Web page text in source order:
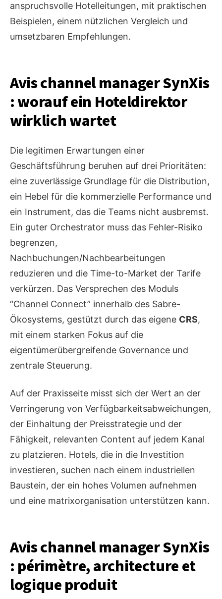
anspruchsvolle Hotelleitungen, mit praktischen
Beispielen, einem nützlichen Vergleich und
umsetzbaren Empfehlungen.
Avis channel manager SynXis
: worauf ein Hoteldirektor
wirklich wartet
Die legitimen Erwartungen einer
Geschäftsführung beruhen auf drei Prioritäten:
eine zuverlässige Grundlage für die Distribution,
ein Hebel für die kommerzielle Performance und
ein Instrument, das die Teams nicht ausbremst.
Ein guter Orchestrator muss das Fehler-Risiko
begrenzen,
Nachbuchungen/Nachbearbeitungen
reduzieren und die Time-to-Market der Tarife
verkürzen. Das Versprechen des Moduls
“Channel Connect” innerhalb des Sabre-
Ökosystems, gestützt durch das eigene CRS,
mit einem starken Fokus auf die
eigentümerübergreifende Governance und
zentrale Steuerung.
Auf der Praxisseite misst sich der Wert an der
Verringerung von Verfügbarkeitsabweichungen,
der Einhaltung der Preisstrategie und der
Fähigkeit, relevanten Content auf jedem Kanal
zu platzieren. Hotels, die in die Investition
investieren, suchen nach einem industriellen
Baustein, der ein hohes Volumen aufnehmen
und eine matrixorganisation unterstützen kann.
Avis channel manager SynXis
: périmètre, architecture et
logique produit